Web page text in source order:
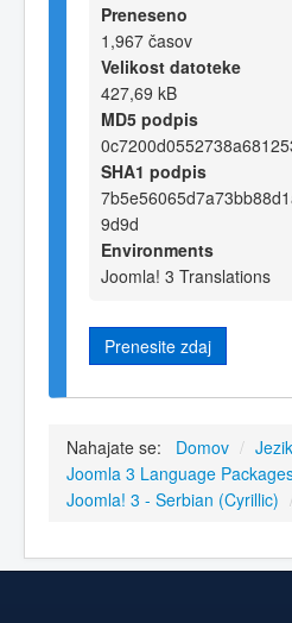
Preneseno
1,967 časov
Velikost datoteke
427,69 kB
MD5 podpis
SHA1 podpis
9d9d
Environments
Joomla! 3 Translations
Prenesite zdaj
Nahajate se: Domov /
Joomla 3 Language
Joomla! 3 - Serbian (Cyrillic)